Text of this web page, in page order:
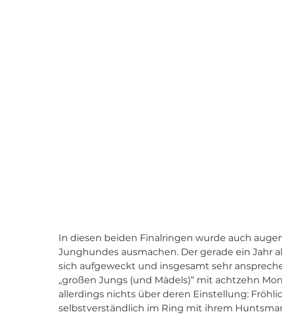
In diesen beiden Finalringen wurde auch
Junghundes ausmachen. Der gerade ein Jahr
sich aufgeweckt und insgesamt sehr
„großen Jungs (und Mädels)“ mit achtzehn
allerdings nichts über deren Einstellung:
selbstverständlich im Ring mit ihrem